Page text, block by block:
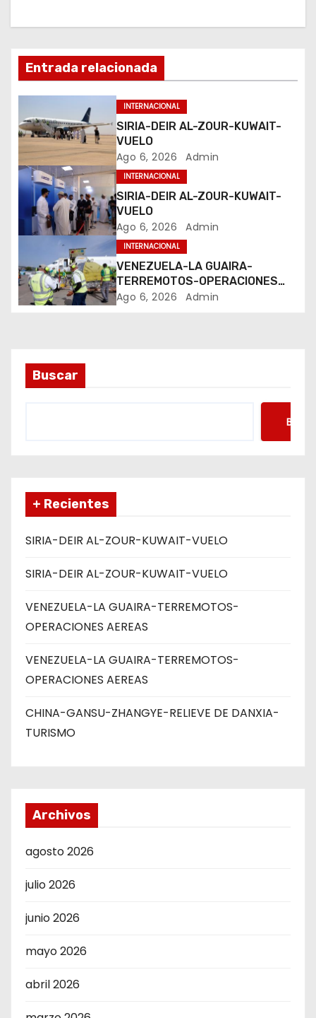
c
i
ó
n
d
e
e
n
t
r
Entrada relacionada
INTERNACIONAL
SIRIA-DEIR AL-ZOUR-KUWAIT-
VUELO
Ago 6, 2026 Admin
INTERNACIONAL
SIRIA-DEIR AL-ZOUR-KUWAIT-
VUELO
Ago 6, 2026 Admin
INTERNACIONAL
VENEZUELA-LA GUAIRA-
TERREMOTOS-OPERACIONES
AEREAS
Ago 6, 2026 Admin
Buscar
+ Recientes
SIRIA-DEIR AL-ZOUR-KUWAIT-VUELO
SIRIA-DEIR AL-ZOUR-KUWAIT-VUELO
VENEZUELA-LA GUAIRA-TERREMOTOS-
OPERACIONES AEREAS
VENEZUELA-LA GUAIRA-TERREMOTOS-
OPERACIONES AEREAS
CHINA-GANSU-ZHANGYE-RELIEVE DE DANXIA-
TURISMO
Archivos
agosto 2026
julio 2026
junio 2026
mayo 2026
abril 2026